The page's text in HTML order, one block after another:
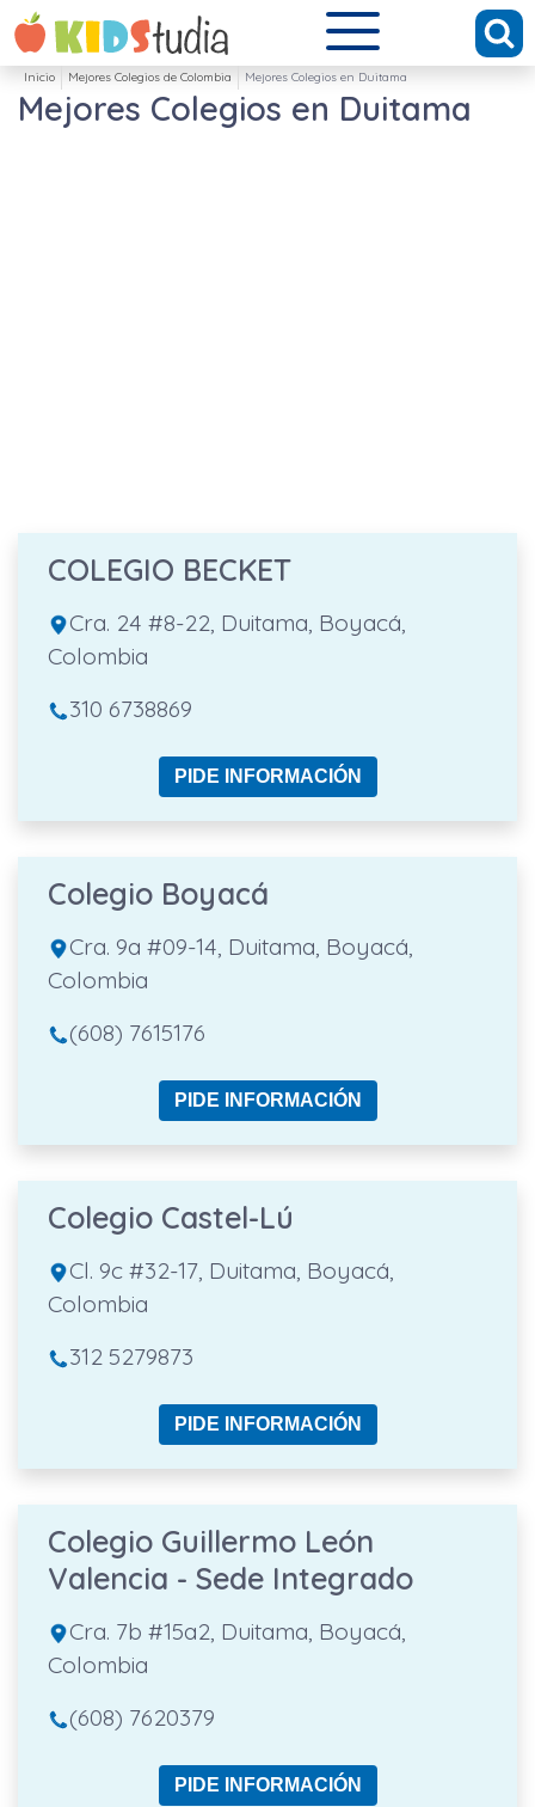
Inicio Mejores Colegios de Colombia Mejores Colegios en Duitama
Mejores Colegios en Duitama
COLEGIO BECKET
Cra. 24 #8-22, Duitama, Boyacá,
Colombia
310 6738869
PIDE INFORMACIÓN
Colegio Boyacá
Cra. 9a #09-14, Duitama, Boyacá,
Colombia
(608) 7615176
PIDE INFORMACIÓN
Colegio Castel-Lú
Cl. 9c #32-17, Duitama, Boyacá,
Colombia
312 5279873
PIDE INFORMACIÓN
Colegio Guillermo León
Valencia - Sede Integrado
Cra. 7b #15a2, Duitama, Boyacá,
Colombia
(608) 7620379
PIDE INFORMACIÓN